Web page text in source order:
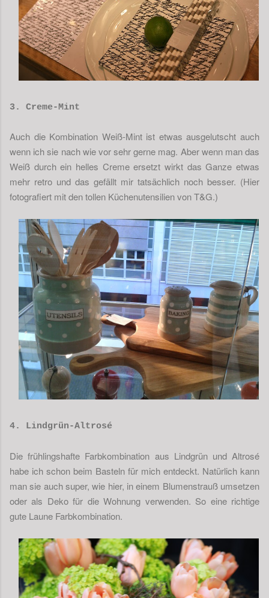
3. Creme-Mint
Auch die Kombination Weiß-Mint ist etwas ausgelutscht auch
wenn ich sie nach wie vor sehr gerne mag. Aber wenn man das
Weiß durch ein helles Creme ersetzt wirkt das Ganze etwas
mehr retro und das gefällt mir tatsächlich noch besser. (Hier
fotografiert mit den tollen Küchenutensilien von T&G.)
4. Lindgrün-Altrosé
Die frühlingshafte Farbkombination aus Lindgrün und Altrosé
habe ich schon beim Basteln für mich entdeckt. Natürlich kann
man sie auch super, wie hier, in einem Blumenstrauß umsetzen
oder als Deko für die Wohnung verwenden. So eine richtige
gute Laune Farbkombination.